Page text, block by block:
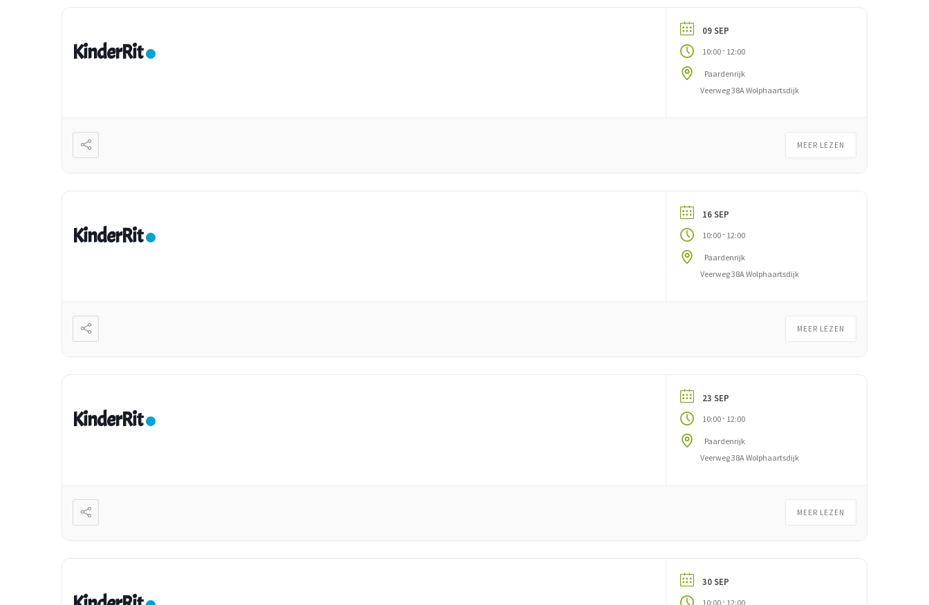
KinderRit
09 SEP
10:00- 12:00
Paardenrijk
Veerweg 38A Wolphaartsdijk
MEER LEZEN
KinderRit
16 SEP
10:00- 12:00
Paardenrijk
Veerweg 38A Wolphaartsdijk
MEER LEZEN
KinderRit
23 SEP
10:00- 12:00
Paardenrijk
Veerweg 38A Wolphaartsdijk
MEER LEZEN
30 SEP
10:00- 12:00